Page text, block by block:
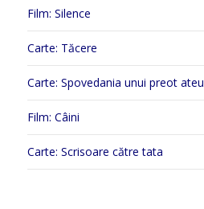
Film: Silence
Carte: Tăcere
Carte: Spovedania unui preot ateu
Film: Câini
Carte: Scrisoare către tata